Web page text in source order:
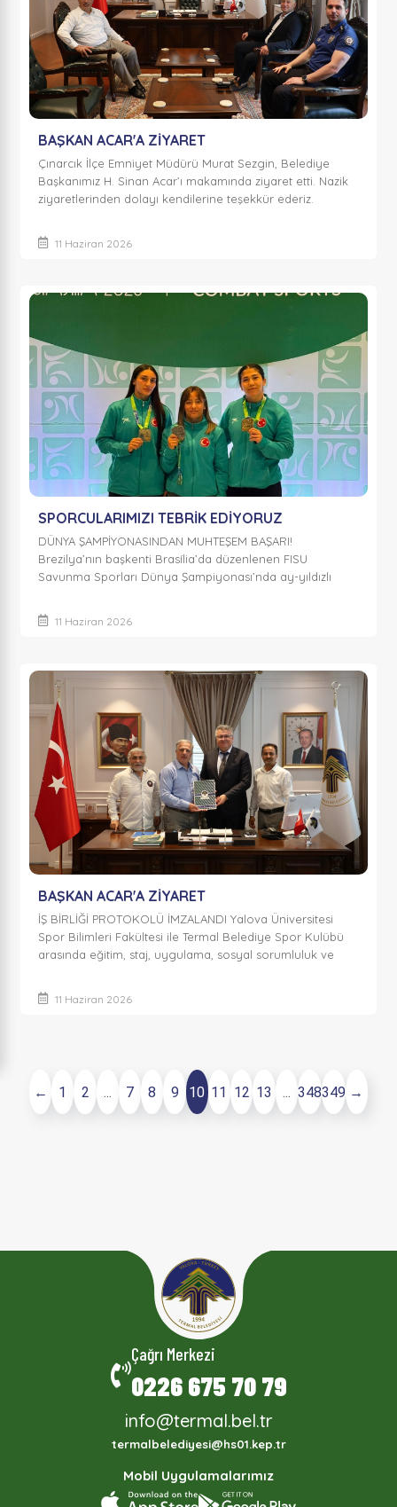
BAŞKAN ACAR'A ZİYARET
Çınarcık İlçe Emniyet Müdürü Murat Sezgin, Belediye
Başkanımız H. Sinan Acar’ı makamında ziyaret etti. Nazik
ziyaretlerinden dolayı kendilerine teşekkür ederiz.
11 Haziran 2026
SPORCULARIMIZI TEBRİK EDİYORUZ
DÜNYA ŞAMPİYONASINDAN MUHTEŞEM BAŞARI!
Brezilya’nın başkenti Brasília’da düzenlenen FISU
Savunma Sporları Dünya Şampiyonası’nda ay-yıldızlı
Sporcu...
11 Haziran 2026
BAŞKAN ACAR'A ZİYARET
İŞ BİRLİĞİ PROTOKOLÜ İMZALANDI Yalova Üniversitesi
Spor Bilimleri Fakültesi ile Termal Belediye Spor Kulübü
arasında eğitim, staj, uygulama, sosyal sorumluluk ve
11 Haziran 2026
← 1 2 ... 7 8 9 10 11 12 13 ... 348349 →
Çağrı Merkezi
0226 675 70 79
info@termal.bel.tr
termalbelediyesi@hs01.kep.tr
Mobil Uygulamalarımız